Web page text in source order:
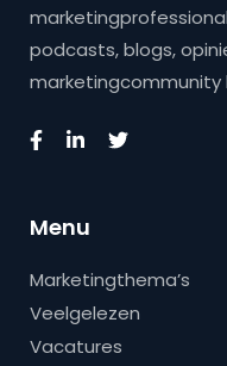
podcasts, blogs,
marketingcommunity
Menu
Marketingthema’s
Veelgelezen
Vacatures